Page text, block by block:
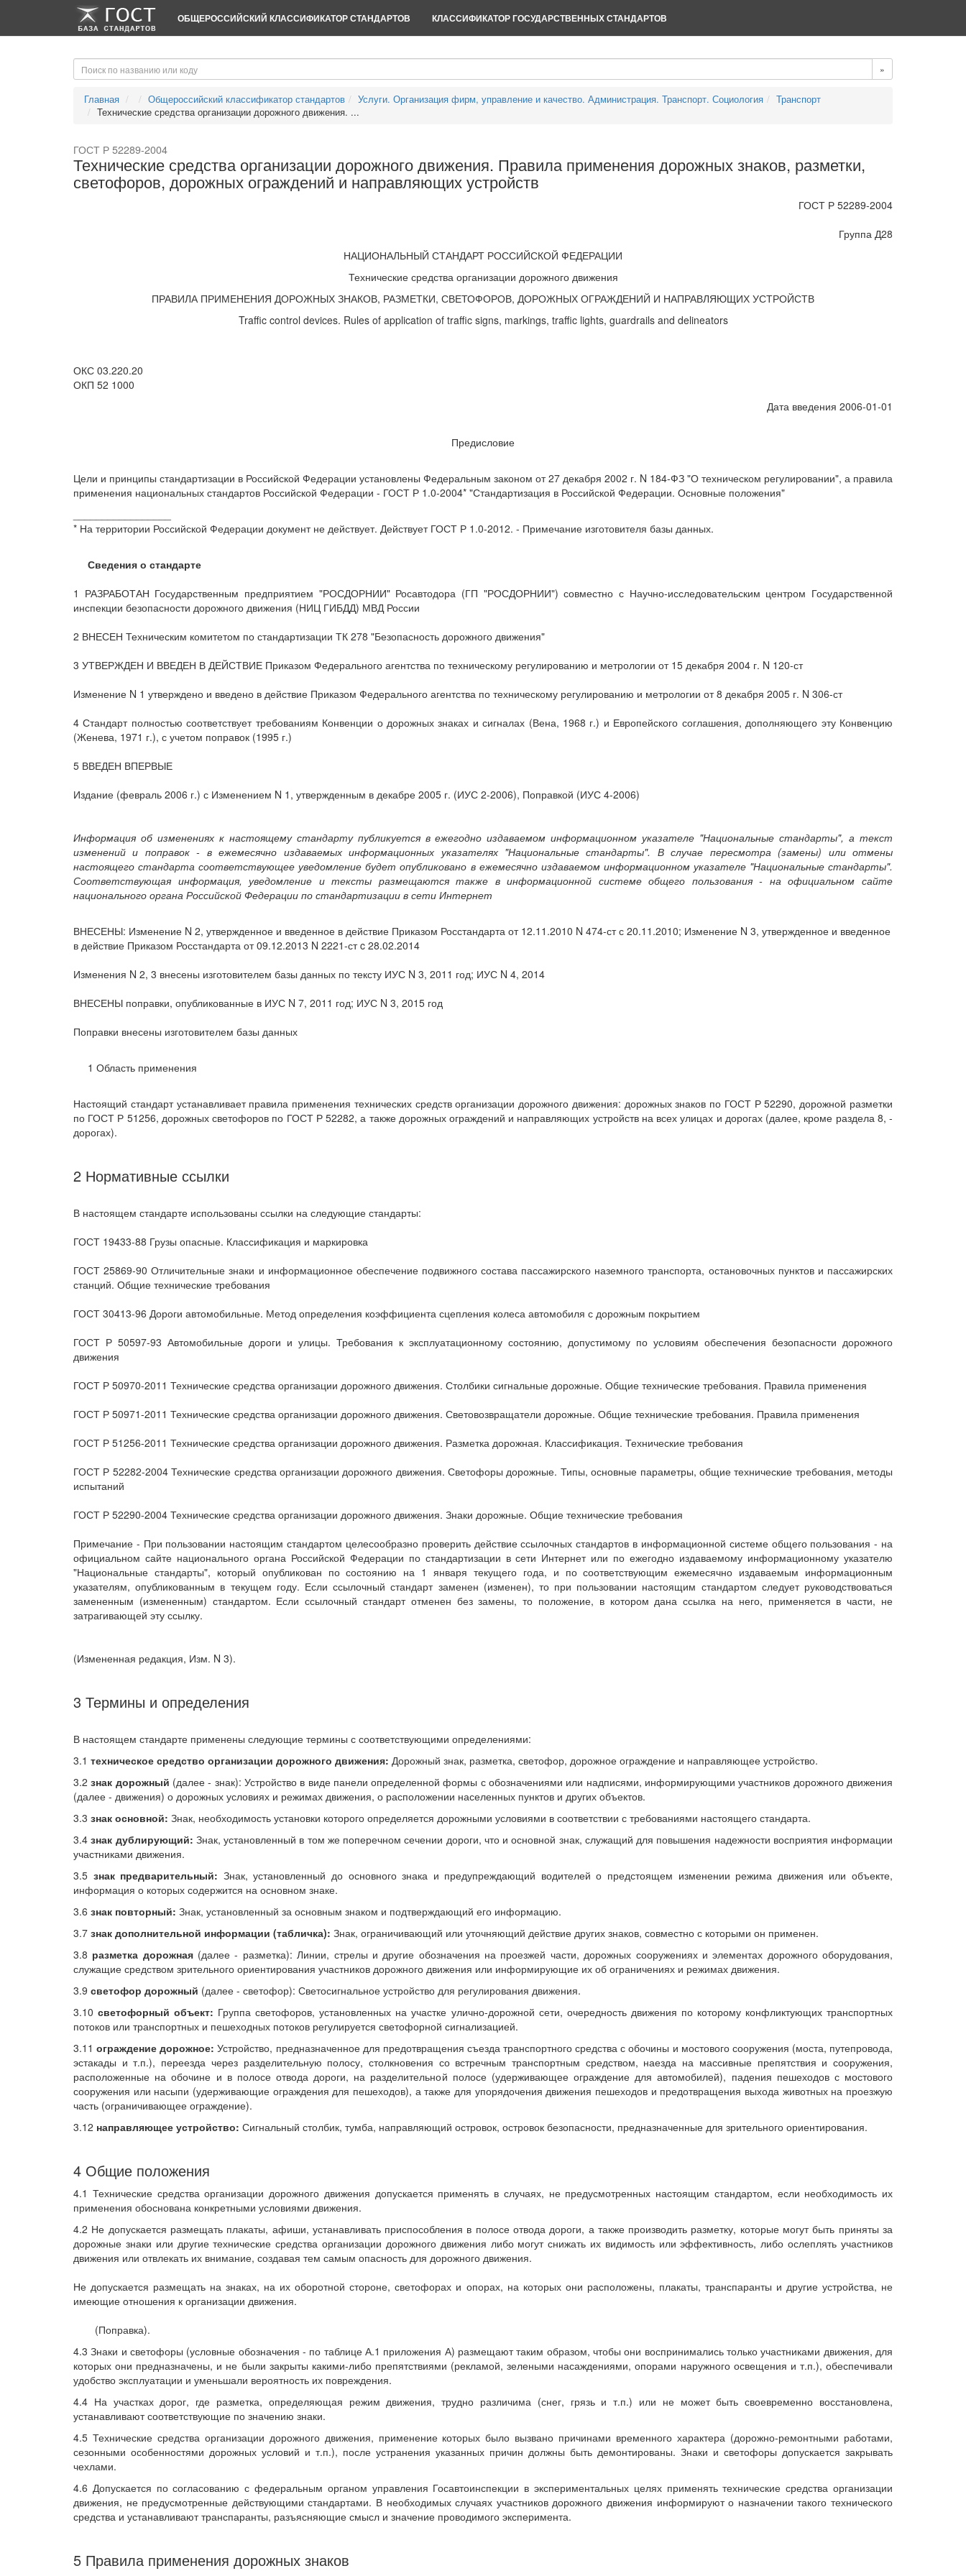
ОБЩЕРОССИЙСКИЙ КЛАССИФИКАТОР СТАНДАРТОВ КЛАССИФИКАТОР ГОСУДАРСТВЕННЫХ СТАНДАРТОВ
»
Главная Общероссийский классификатор стандартов Услуги. Организация фирм, управление и качество. Администрация. Транспорт. Социология
Транспорт
Технические средства организации дорожного движения. ...
ГОСТ Р 52289-2004
Технические средства организации дорожного движения. Правила применения дорожных знаков, разметки,
светофоров, дорожных ограждений и направляющих устройств
ГОСТ Р 52289-2004
Группа Д28
НАЦИОНАЛЬНЫЙ СТАНДАРТ РОССИЙСКОЙ ФЕДЕРАЦИИ
Технические средства организации дорожного движения
ПРАВИЛА ПРИМЕНЕНИЯ ДОРОЖНЫХ ЗНАКОВ, РАЗМЕТКИ, СВЕТОФОРОВ, ДОРОЖНЫХ ОГРАЖДЕНИЙ И НАПРАВЛЯЮЩИХ УСТРОЙСТВ
Traffic control devices. Rules of application of traffic signs, markings, traffic lights, guardrails and delineators
ОКС 03.220.20
ОКП 52 1000
Дата введения 2006-01-01
Предисловие
Цели и принципы стандартизации в Российской Федерации установлены Федеральным законом от 27 декабря 2002 г. N 184-ФЗ "О техническом регулировании", а правила
применения национальных стандартов Российской Федерации - ГОСТ Р 1.0-2004* "Стандартизация в Российской Федерации. Основные положения"
* На территории Российской Федерации документ не действует. Действует ГОСТ Р 1.0-2012. - Примечание изготовителя базы данных.
Сведения о стандарте
1 РАЗРАБОТАН Государственным предприятием "РОСДОРНИИ" Росавтодора (ГП "РОСДОРНИИ") совместно с Научно-исследовательским центром Государственной
инспекции безопасности дорожного движения (НИЦ ГИБДД) МВД России
2 ВНЕСЕН Техническим комитетом по стандартизации ТК 278 "Безопасность дорожного движения"
3 УТВЕРЖДЕН И ВВЕДЕН В ДЕЙСТВИЕ Приказом Федерального агентства по техническому регулированию и метрологии от 15 декабря 2004 г. N 120-ст
Изменение N 1 утверждено и введено в действие Приказом Федерального агентства по техническому регулированию и метрологии от 8 декабря 2005 г. N 306-ст
4 Стандарт полностью соответствует требованиям Конвенции о дорожных знаках и сигналах (Вена, 1968 г.) и Европейского соглашения, дополняющего эту Конвенцию
(Женева, 1971 г.), с учетом поправок (1995 г.)
5 ВВЕДЕН ВПЕРВЫЕ
Издание (февраль 2006 г.) с Изменением N 1, утвержденным в декабре 2005 г. (ИУС 2-2006), Поправкой (ИУС 4-2006)
Информация об изменениях к настоящему стандарту публикуется в ежегодно издаваемом информационном указателе "Национальные стандарты", а текст
изменений и поправок - в ежемесячно издаваемых информационных указателях "Национальные стандарты". В случае пересмотра (замены) или отмены
настоящего стандарта соответствующее уведомление будет опубликовано в ежемесячно издаваемом информационном указателе "Национальные стандарты".
Соответствующая информация, уведомление и тексты размещаются также в информационной системе общего пользования - на официальном сайте
национального органа Российской Федерации по стандартизации в сети Интернет
ВНЕСЕНЫ: Изменение N 2, утвержденное и введенное в действие Приказом Росстандарта от 12.11.2010 N 474-ст с 20.11.2010; Изменение N 3, утвержденное и введенное
в действие Приказом Росстандарта от 09.12.2013 N 2221-ст c 28.02.2014
Изменения N 2, 3 внесены изготовителем базы данных по тексту ИУС N 3, 2011 год; ИУС N 4, 2014
ВНЕСЕНЫ поправки, опубликованные в ИУС N 7, 2011 год; ИУС N 3, 2015 год
Поправки внесены изготовителем базы данных
1 Область применения
Настоящий стандарт устанавливает правила применения технических средств организации дорожного движения: дорожных знаков по ГОСТ Р 52290, дорожной разметки
по ГОСТ Р 51256, дорожных светофоров по ГОСТ Р 52282, а также дорожных ограждений и направляющих устройств на всех улицах и дорогах (далее, кроме раздела 8, -
дорогах).
2 Нормативные ссылки
В настоящем стандарте использованы ссылки на следующие стандарты:
ГОСТ 19433-88 Грузы опасные. Классификация и маркировка
ГОСТ 25869-90 Отличительные знаки и информационное обеспечение подвижного состава пассажирского наземного транспорта, остановочных пунктов и пассажирских
станций. Общие технические требования
ГОСТ 30413-96 Дороги автомобильные. Метод определения коэффициента сцепления колеса автомобиля с дорожным покрытием
ГОСТ Р 50597-93 Автомобильные дороги и улицы. Требования к эксплуатационному состоянию, допустимому по условиям обеспечения безопасности дорожного
движения
ГОСТ Р 50970-2011 Технические средства организации дорожного движения. Столбики сигнальные дорожные. Общие технические требования. Правила применения
ГОСТ Р 50971-2011 Технические средства организации дорожного движения. Световозвращатели дорожные. Общие технические требования. Правила применения
ГОСТ Р 51256-2011 Технические средства организации дорожного движения. Разметка дорожная. Классификация. Технические требования
ГОСТ Р 52282-2004 Технические средства организации дорожного движения. Светофоры дорожные. Типы, основные параметры, общие технические требования, методы
испытаний
ГОСТ Р 52290-2004 Технические средства организации дорожного движения. Знаки дорожные. Общие технические требования
Примечание - При пользовании настоящим стандартом целесообразно проверить действие ссылочных стандартов в информационной системе общего пользования - на
официальном сайте национального органа Российской Федерации по стандартизации в сети Интернет или по ежегодно издаваемому информационному указателю
"Национальные стандарты", который опубликован по состоянию на 1 января текущего года, и по соответствующим ежемесячно издаваемым информационным
указателям, опубликованным в текущем году. Если ссылочный стандарт заменен (изменен), то при пользовании настоящим стандартом следует руководствоваться
замененным (измененным) стандартом. Если ссылочный стандарт отменен без замены, то положение, в котором дана ссылка на него, применяется в части, не
затрагивающей эту ссылку.
(Измененная редакция, Изм. N 3).
3 Термины и определения
В настоящем стандарте применены следующие термины с соответствующими определениями:
3.1 техническое средство организации дорожного движения: Дорожный знак, разметка, светофор, дорожное ограждение и направляющее устройство.
3.2знак дорожный (далее - знак): Устройство в виде панели определенной формы с обозначениями или надписями, информирующими участников дорожного движения
(далее - движения) о дорожных условиях и режимах движения, о расположении населенных пунктов и других объектов.
3.3 знак основной: Знак, необходимость установки которого определяется дорожными условиями в соответствии с требованиями настоящего стандарта.
3.4знак дублирующий: Знак, установленный в том же поперечном сечении дороги, что и основной знак, служащий для повышения надежности восприятия информации
участниками движения.
3.5 знак предварительный: Знак, установленный до основного знака и предупреждающий водителей о предстоящем изменении режима движения или объекте,
информация о которых содержится на основном знаке.
3.6 знак повторный: Знак, установленный за основным знаком и подтверждающий его информацию.
3.7 знак дополнительной информации (табличка): Знак, ограничивающий или уточняющий действие других знаков, совместно с которыми он применен.
3.8 разметка дорожная(далее - разметка): Линии, стрелы и другие обозначения на проезжей части, дорожных сооружениях и элементах дорожного оборудования,
служащие средством зрительного ориентирования участников дорожного движения или информирующие их об ограничениях и режимах движения.
3.9 светофор дорожный (далее - светофор): Светосигнальное устройство для регулирования движения.
3.10светофорный объект: Группа светофоров, установленных на участке улично-дорожной сети, очередность движения по которому конфликтующих транспортных
потоков или транспортных и пешеходных потоков регулируется светофорной сигнализацией.
3.11ограждение дорожное: Устройство, предназначенное для предотвращения съезда транспортного средства с обочины и мостового сооружения (моста, путепровода,
эстакады и т.п.), переезда через разделительную полосу, столкновения со встречным транспортным средством, наезда на массивные препятствия и сооружения,
расположенные на обочине и в полосе отвода дороги, на разделительной полосе (удерживающее ограждение для автомобилей), падения пешеходов с мостового
сооружения или насыпи (удерживающие ограждения для пешеходов), а также для упорядочения движения пешеходов и предотвращения выхода животных на проезжую
часть (ограничивающее ограждение).
3.12 направляющее устройство: Сигнальный столбик, тумба, направляющий островок, островок безопасности, предназначенные для зрительного ориентирования.
4 Общие положения
4.1 Технические средства организации дорожного движения допускается применять в случаях, не предусмотренных настоящим стандартом, если необходимость их
применения обоснована конкретными условиями движения.
4.2 Не допускается размещать плакаты, афиши, устанавливать приспособления в полосе отвода дороги, а также производить разметку, которые могут быть приняты за
дорожные знаки или другие технические средства организации дорожного движения либо могут снижать их видимость или эффективность, либо ослеплять участников
движения или отвлекать их внимание, создавая тем самым опасность для дорожного движения.
Не допускается размещать на знаках, на их оборотной стороне, светофорах и опорах, на которых они расположены, плакаты, транспаранты и другие устройства, не
имеющие отношения к организации движения.
(Поправка).
4.3 Знаки и светофоры (условные обозначения - по таблице А.1 приложения А) размещают таким образом, чтобы они воспринимались только участниками движения, для
которых они предназначены, и не были закрыты какими-либо препятствиями (рекламой, зелеными насаждениями, опорами наружного освещения и т.п.), обеспечивали
удобство эксплуатации и уменьшали вероятность их повреждения.
4.4 На участках дорог, где разметка, определяющая режим движения, трудно различима (снег, грязь и т.п.) или не может быть своевременно восстановлена,
устанавливают соответствующие по значению знаки.
4.5 Технические средства организации дорожного движения, применение которых было вызвано причинами временного характера (дорожно-ремонтными работами,
сезонными особенностями дорожных условий и т.п.), после устранения указанных причин должны быть демонтированы. Знаки и светофоры допускается закрывать
чехлами.
4.6 Допускается по согласованию с федеральным органом управления Госавтоинспекции в экспериментальных целях применять технические средства организации
движения, не предусмотренные действующими стандартами. В необходимых случаях участников дорожного движения информируют о назначении такого технического
средства и устанавливают транспаранты, разъясняющие смысл и значение проводимого эксперимента.
5 Правила применения дорожных знаков